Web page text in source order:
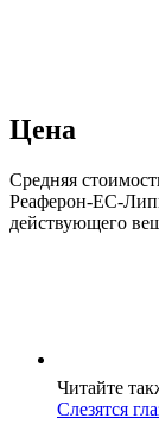
Цена
Средняя
Реаферон-ЕС-
действующего
Читайте
Слезятся